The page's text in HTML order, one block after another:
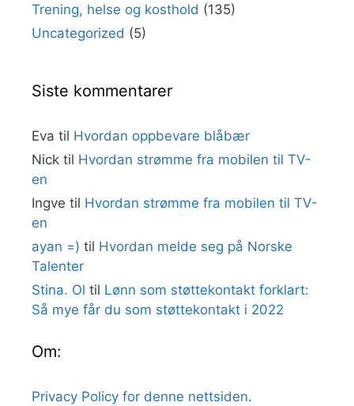
Trening, helse og kosthold (135)
Uncategorized (5)
Siste kommentarer
Eva til Hvordan oppbevare blåbær
Nick til Hvordan strømme fra mobilen til TV-
en
Ingve til Hvordan strømme fra mobilen til TV-
en
ayan =) til Hvordan melde seg på Norske
Talenter
Stina. Ol til Lønn som støttekontakt forklart:
Så mye får du som støttekontakt i 2022
Om:
Privacy Policy for denne nettsiden.